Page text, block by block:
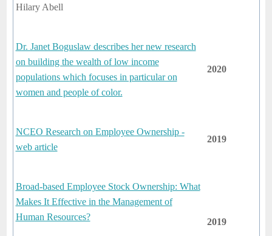
Hilary Abell
Dr. Janet Boguslaw describes her new research
on building the wealth of low income
populations which focuses in particular on
women and people of color.
2020
NCEO Research on Employee Ownership -
web article
2019
Broad-based Employee Stock Ownership: What
Makes It Effective in the Management of
Human Resources?
2019